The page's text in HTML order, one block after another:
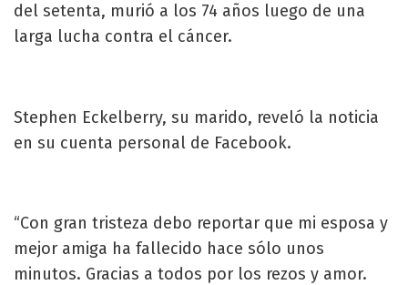
del setenta, murió a los 74 años luego de una
larga lucha contra el cáncer.
Stephen Eckelberry, su marido, reveló la noticia
en su cuenta personal de Facebook.
“Con gran tristeza debo reportar que mi esposa y
mejor amiga ha fallecido hace sólo unos
minutos. Gracias a todos por los rezos y amor.